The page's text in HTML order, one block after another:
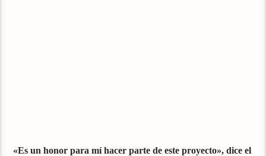
«Es un honor para mí hacer parte de este proyecto», dice el